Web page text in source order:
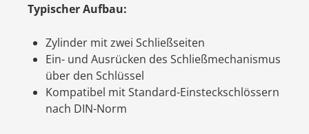
Typischer Aufbau:
Zylinder mit zwei Schließseiten
Ein- und Ausrücken des Schließmechanismus
über den Schlüssel
Kompatibel mit Standard-Einsteckschlössern
nach DIN-Norm